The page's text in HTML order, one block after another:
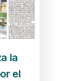
la
el